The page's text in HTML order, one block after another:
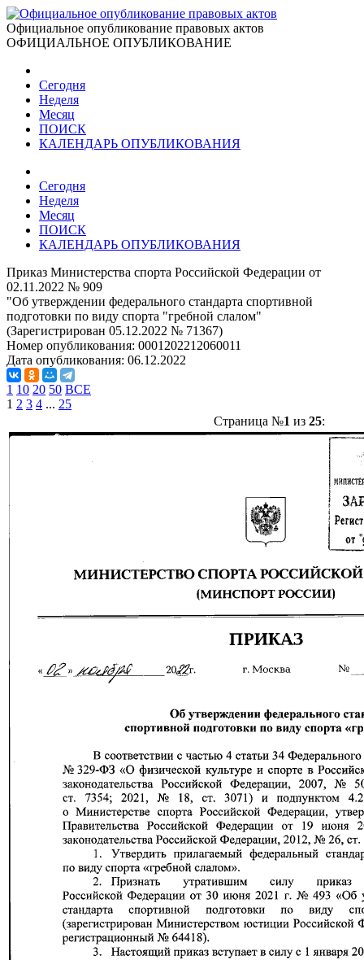
Официальное опубликование правовых актов
ОФИЦИАЛЬНОЕ ОПУБЛИКОВАНИЕ
Сегодня
Неделя
Месяц
ПОИСК
КАЛЕНДАРЬ ОПУБЛИКОВАНИЯ
Сегодня
Неделя
Месяц
ПОИСК
КАЛЕНДАРЬ ОПУБЛИКОВАНИЯ
Приказ Министерства спорта Российской Федерации от
02.11.2022 № 909
"Об утверждении федерального стандарта спортивной
подготовки по виду спорта "гребной слалом"
(Зарегистрирован 05.12.2022 № 71367)
Номер опубликования: 0001202212060011
Дата опубликования: 06.12.2022
1 10 20 50 ВСЕ
1 2 3 4 ... 25
Страница №1 из 25: